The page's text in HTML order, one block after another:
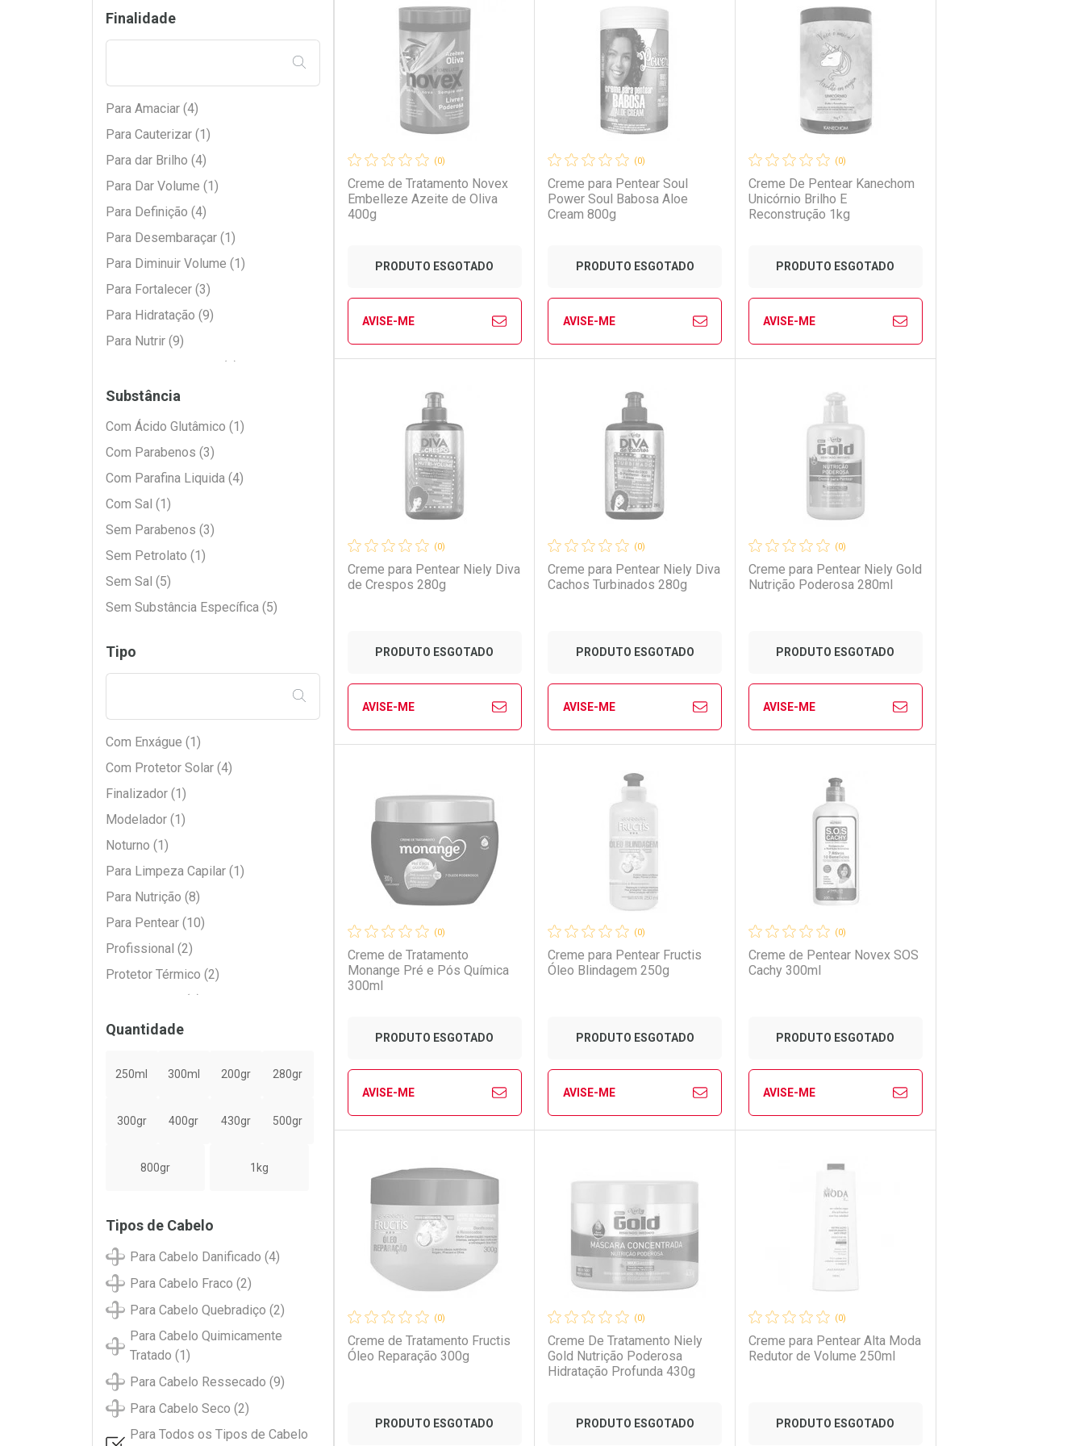
Laboratório
Ativar Desconto
Comprar sem Desconto
Por Menos
Comprar sem Desconto
Laboratório
Ativar Desconto
Comprar sem Desconto
Por Menos
Comprar sem Desconto
Laboratório
Ativar Desconto
Comprar sem Desconto
Por Menos
Comprar sem Desconto
(0)
Creme de Tratamento Novex
Embelleze Azeite de Oliva
400g
PRODUTO ESGOTADO
AVISE-ME
Laboratório
Ver Desconto Convênio
Por Menos
(0)
Creme para Pentear Soul
Power Soul Babosa Aloe
Cream 800g
PRODUTO ESGOTADO
AVISE-ME
Laboratório
Ver Desconto Convênio
Por Menos
(0)
Creme De Pentear Kanechom
Unicórnio Brilho E
Reconstrução 1kg
PRODUTO ESGOTADO
AVISE-ME
Laboratório
Ver Desconto Convênio
Por Menos
(0)
Creme para Pentear Niely Diva
de Crespos 280g
PRODUTO ESGOTADO
AVISE-ME
Laboratório
Ver Desconto Convênio
Por Menos
(0)
Creme para Pentear Niely Diva
Cachos Turbinados 280g
PRODUTO ESGOTADO
AVISE-ME
Laboratório
Ver Desconto Convênio
Por Menos
(0)
Creme para Pentear Niely Gold
Nutrição Poderosa 280ml
PRODUTO ESGOTADO
AVISE-ME
Laboratório
Ver Desconto Convênio
Por Menos
(0)
Creme de Tratamento
Monange Pré e Pós Química
300ml
PRODUTO ESGOTADO
AVISE-ME
Laboratório
Por Menos
(0)
Creme para Pentear Fructis
Óleo Blindagem 250g
PRODUTO ESGOTADO
AVISE-ME
(0)
Creme de Pentear Novex SOS
Cachy 300ml
PRODUTO ESGOTADO
AVISE-ME
Laboratório
Por Menos
(0)
Creme de Tratamento Fructis
Óleo Reparação 300g
PRODUTO ESGOTADO
(0)
Creme De Tratamento Niely
Gold Nutrição Poderosa
Hidratação Profunda 430g
PRODUTO ESGOTADO
(0)
Creme para Pentear Alta Moda
Redutor de Volume 250ml
PRODUTO ESGOTADO
Finalidade
FILTRAR PELO TERMO DIGITADO
Para Amaciar (4)
Para Cauterizar (1)
Para dar Brilho (4)
Para Dar Volume (1)
Para Definição (4)
Para Desembaraçar (1)
Para Diminuir Volume (1)
Para Fortalecer (3)
Para Hidratação (9)
Para Nutrir (9)
Para Praia e Piscina (1)
Para Reconstrução (1)
Para Restauração (2)
Para Selar Cutícula (2)
Para Tirar Frizz (5)
Substância
Com Ácido Glutâmico (1)
Com Parabenos (3)
Com Parafina Liquida (4)
Com Sal (1)
Sem Parabenos (3)
Sem Petrolato (1)
Sem Sal (5)
Sem Substância Específica (5)
Tipo
FILTRAR PELO TERMO DIGITADO
Com Enxágue (1)
Com Protetor Solar (4)
Finalizador (1)
Modelador (1)
Noturno (1)
Para Limpeza Capilar (1)
Para Nutrição (8)
Para Pentear (10)
Profissional (2)
Protetor Térmico (2)
Sem Enxágue (6)
Vegano (1)
Quantidade
250ml 300ml 200gr 280gr
300gr 400gr 430gr 500gr
800gr 1kg
Tipos de Cabelo
Para Cabelo Danificado (4)
Para Cabelo Fraco (2)
Para Cabelo Quebradiço (2)
Para Cabelo Quimicamente
Tratado (1)
Para Cabelo Ressecado (9)
Para Cabelo Seco (2)
Para Todos os Tipos de Cabelo